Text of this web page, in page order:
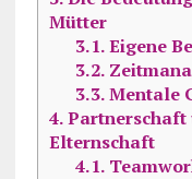
Mütter
3.1.Eigene
3.2.
3.3.Mentale
4.Partnerschaft
Elternschaft
4.1.